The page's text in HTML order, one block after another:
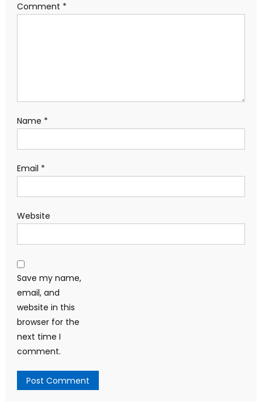
Comment *
Name *
Email *
Website
Save my name,
email, and
website in this
browser for the
next time I
comment.